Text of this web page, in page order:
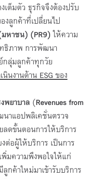
เต็มตัว ธุรกิจจึงต้องปรับ
งลูกค้าที่เปลี่ยนไป
มหาชน) (PR9)ให้ความ
ธิภาพ การพัฒนา
กลุ่มลูกค้าทุกวัย
นินงานด้านESGของ
พยาบาล (Revenues from
าแอปพลิเคชั่นตรวจ
ลดขั้นตอนการให้บริการ
ต่อผู้ให้บริการ เป็นการ
มความพึงพอใจให้แก่
กค้าใหม่มาเข้ารับบริการ